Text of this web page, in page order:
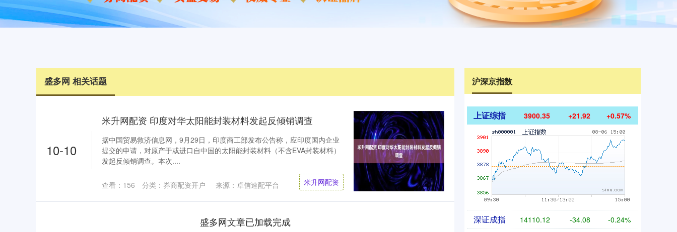
盛多网 相关话题
10-10
米升网配资 印度对华太阳能封装材料发起反倾销调查
据中国贸易救济信息网，9月29日，印度商工部发布公告称，应印度国内企业
提交的申请，对原产于或进口自中国的太阳能封装材料（不含EVA封装材料）
发起反倾销调查。本次....
米升网配资
来源：卓信速配平台
查看： 156 分类： 券商配资开户
盛多网文章已加载完成
沪深京指数
上证综指 3900.35 +21.92 +0.57%
深证成指 14110.12 -34.08 -0.24%